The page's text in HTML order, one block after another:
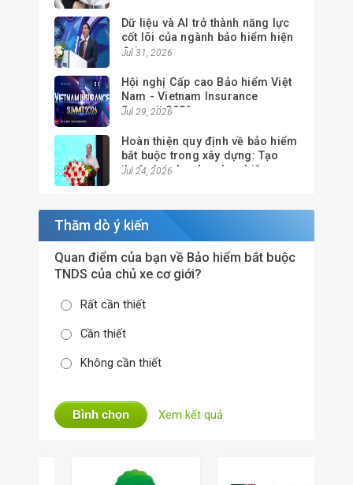
Dữ liệu và AI trở thành năng lực
cốt lõi của ngành bảo hiểm hiện
đại
Jul 31, 2026
Hội nghị Cấp cao Bảo hiểm Việt
Nam - Vietnam Insurance
Summit 2026
Jul 29, 2026
Hoàn thiện quy định về bảo hiểm
bắt buộc trong xây dựng: Tạo
thuận lợi cho doanh nghiệp,
Jul 24, 2026
Thăm dò ý kiến
Quan điểm của bạn về Bảo hiểm bắt buộc
TNDS của chủ xe cơ giới?
Rất cần thiết
Cần thiết
Không cần thiết
Bình chọn Xem kết quả